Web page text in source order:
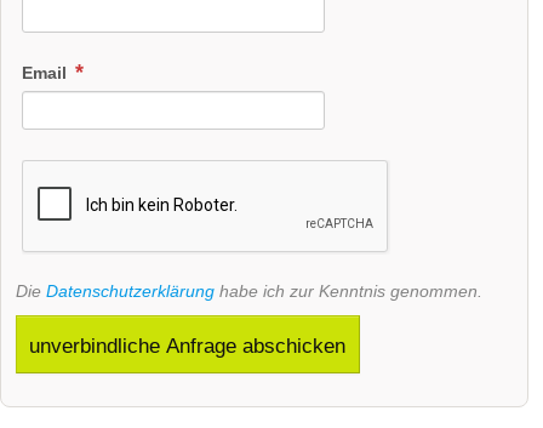
Email
Die Datenschutzerklärung habe ich zur Kenntnis genommen.
unverbindliche Anfrage abschicken